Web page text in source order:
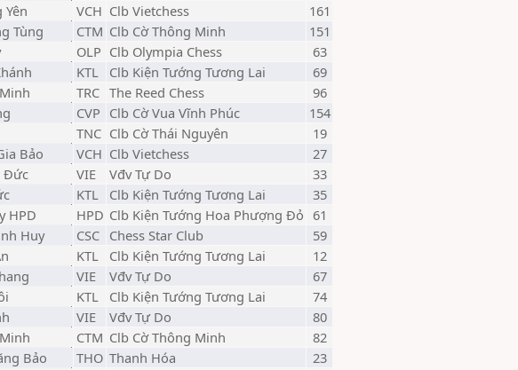
VCH Clb Vietchess
161
Tùng CTM Clb Cờ Thông Minh
151
OLP Clb Olympia Chess
63
KTL Clb Kiện Tướng Tương Lai
69
TRC The Reed Chess
96
CVP Clb Cờ Vua Vĩnh Phúc
154
TNC Clb Cờ Thái Nguyên
19
Bảo VCH Clb Vietchess
27
Đức VIE Vđv Tự Do
33
KTL Clb Kiện Tướng Tương Lai
35
HPD HPD Clb Kiện Tướng Hoa Phượng Đỏ 61
Huy CSC Chess Star Club
59
KTL Clb Kiện Tướng Tương Lai
12
VIE Vđv Tự Do
67
KTL Clb Kiện Tướng Tương Lai
74
VIE Vđv Tự Do
80
CTM Clb Cờ Thông Minh
82
Bảo THO Thanh Hóa
23